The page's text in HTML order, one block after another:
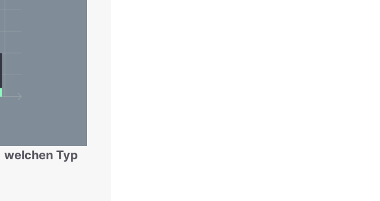
welchen Typ